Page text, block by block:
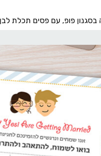
פופ, עם פסים תכלת לבן